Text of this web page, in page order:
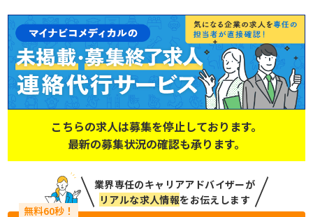
こちらの求人は募集を停止しております。
最新の募集状況の確認も承ります。
業界専任のキャリアアドバイザーが
リアルな求人情報をお伝えします